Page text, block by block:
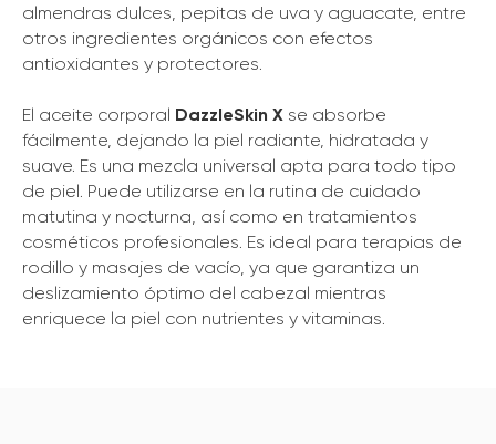
almendras dulces, pepitas de uva y aguacate, entre
otros ingredientes orgánicos con efectos
antioxidantes y protectores.
El aceite corporal DazzleSkin X se absorbe
fácilmente, dejando la piel radiante, hidratada y
suave. Es una mezcla universal apta para todo tipo
de piel. Puede utilizarse en la rutina de cuidado
matutina y nocturna, así como en tratamientos
cosméticos profesionales. Es ideal para terapias de
rodillo y masajes de vacío, ya que garantiza un
deslizamiento óptimo del cabezal mientras
enriquece la piel con nutrientes y vitaminas.